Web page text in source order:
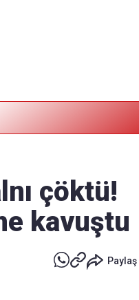
çöktü!
kavuştu
Paylaş